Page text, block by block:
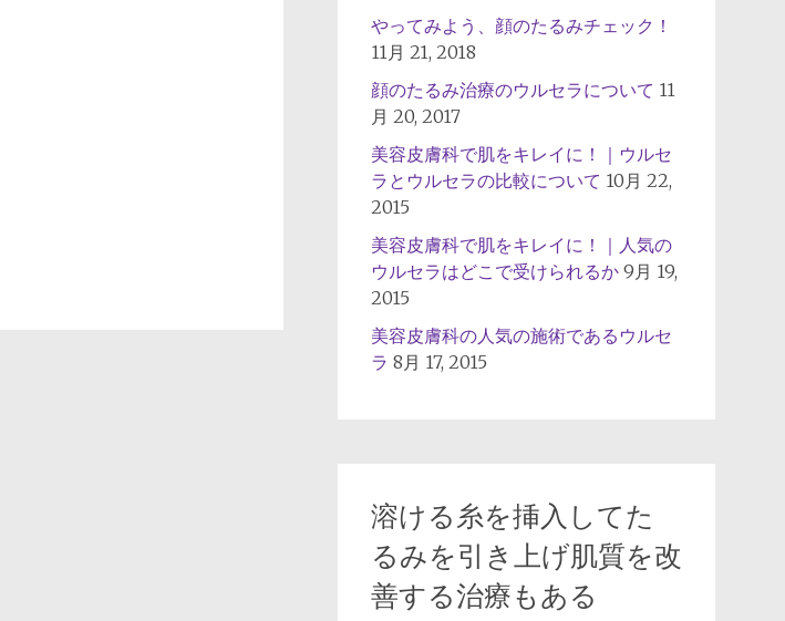
やってみよう、顔のたるみチェック！
11月 21, 2018
顔のたるみ治療のウルセラについて 11
月 20, 2017
美容皮膚科で肌をキレイに！｜ウルセ
ラとウルセラの比較について 10月 22,
2015
美容皮膚科で肌をキレイに！｜人気の
ウルセラはどこで受けられるか 9月 19,
2015
美容皮膚科の人気の施術であるウルセ
ラ 8月 17, 2015
溶ける糸を挿入してた
るみを引き上げ肌質を改
善する治療もある